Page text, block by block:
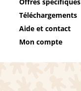
Téléchargements
Aide et contact
Mon compte